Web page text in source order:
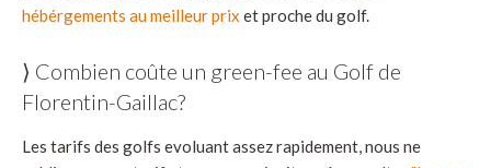
hébérgements au meilleur prix et proche du golf.
⟩ Combien coûte un green-fee au Golf de
Florentin-Gaillac?
Les tarifs des golfs evoluant assez rapidement, nous ne